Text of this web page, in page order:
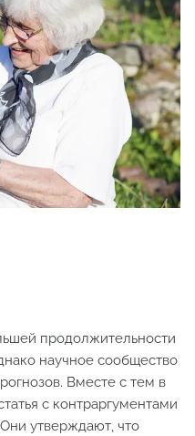
продолжительности
научное сообщество
Вместе с тем в
с контраргументами
утверждают, что